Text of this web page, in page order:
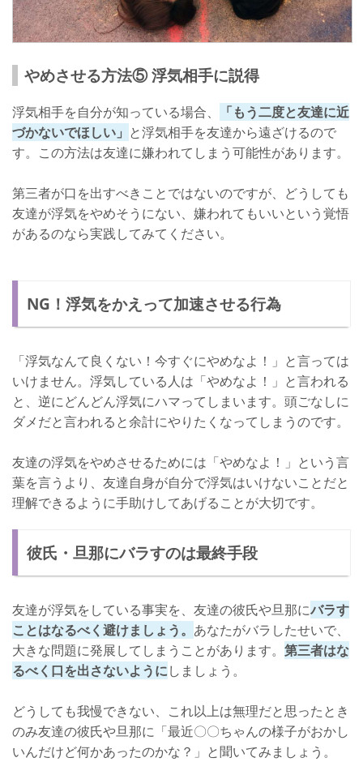
やめさせる方法⑤ 浮気相手に説得
浮気相手を自分が知っている場合、
「もう二度と友達に近
づかないでほしい」 と浮気相手を友達から遠ざけるので
す。この方法は友達に嫌われてしまう可能性があります。
第三者が口を出すべきことではないのですが、どうしても
友達が浮気をやめそうにない、嫌われてもいいという覚悟
があるのなら実践してみてください。
NG！浮気をかえって加速させる行為
「浮気なんて良くない！今すぐにやめなよ！」と言っては
いけません。浮気している人は「やめなよ！」と言われる
と、逆にどんどん浮気にハマってしまいます。頭ごなしに
ダメだと言われると余計にやりたくなってしまうのです。
友達の浮気をやめさせるためには「やめなよ！」という言
葉を言うより、友達自身が自分で浮気はいけないことだと
理解できるように手助けしてあげることが大切です。
彼氏・旦那にバラすのは最終手段
友達が浮気をしている事実を、友達の彼氏や旦那にバラす
ことはなるべく避けましょう。 あなたがバラしたせいで、
大きな問題に発展してしまうことがあります。 第三者はな
るべく口を出さないようにしましょう。
どうしても我慢できない、これ以上は無理だと思ったとき
のみ友達の彼氏や旦那に「最近〇〇ちゃんの様子がおかし
いんだけど何かあったのかな？」と聞いてみましょう。